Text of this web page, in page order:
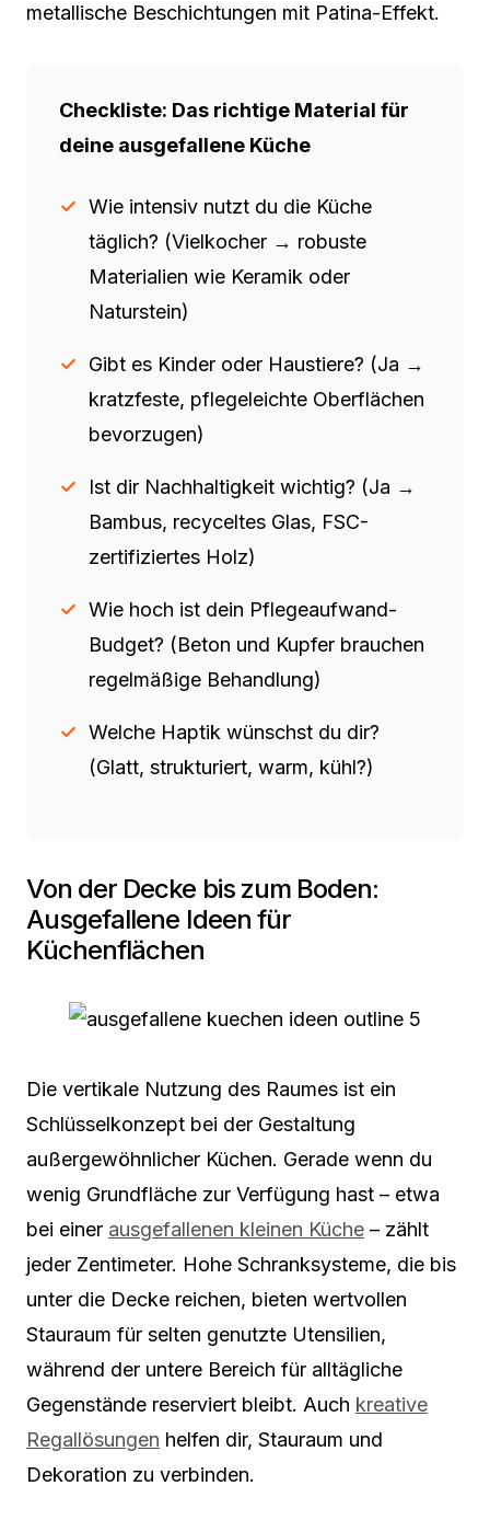
metallische Beschichtungen mit Patina-Effekt.
Checkliste: Das richtige Material für
deine ausgefallene Küche
Wie intensiv nutzt du die Küche
täglich? (Vielkocher → robuste
Materialien wie Keramik oder
Naturstein)
Gibt es Kinder oder Haustiere? (Ja →
kratzfeste, pflegeleichte Oberflächen
bevorzugen)
Ist dir Nachhaltigkeit wichtig? (Ja →
Bambus, recyceltes Glas, FSC-
zertifiziertes Holz)
Wie hoch ist dein Pflegeaufwand-
Budget? (Beton und Kupfer brauchen
regelmäßige Behandlung)
Welche Haptik wünschst du dir?
(Glatt, strukturiert, warm, kühl?)
Von der Decke bis zum Boden:
Ausgefallene Ideen für
Küchenflächen
Die vertikale Nutzung des Raumes ist ein
Schlüsselkonzept bei der Gestaltung
außergewöhnlicher Küchen. Gerade wenn du
wenig Grundfläche zur Verfügung hast – etwa
bei einer ausgefallenen kleinen Küche – zählt
jeder Zentimeter. Hohe Schranksysteme, die bis
unter die Decke reichen, bieten wertvollen
Stauraum für selten genutzte Utensilien,
während der untere Bereich für alltägliche
Gegenstände reserviert bleibt. Auch kreative
Regallösungen helfen dir, Stauraum und
Dekoration zu verbinden.